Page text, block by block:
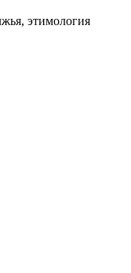
этимология